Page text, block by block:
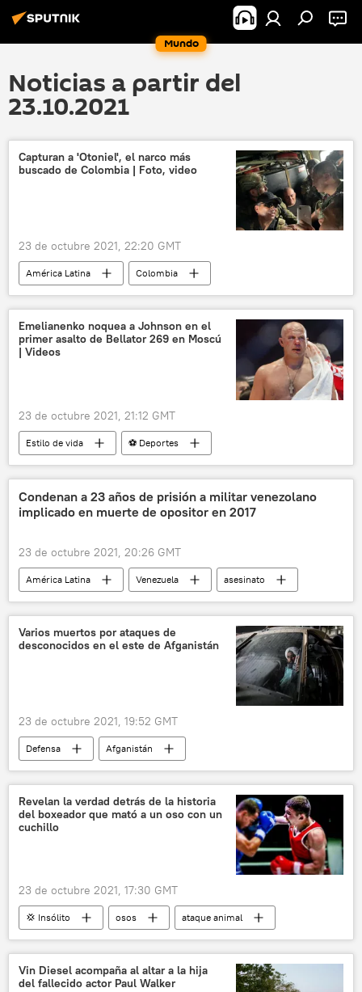
Mundo
Noticias a partir del
23.10.2021
Capturan a 'Otoniel', el narco más
buscado de Colombia | Foto, video
23 de octubre 2021, 22:20 GMT
América Latina
Colombia
Dairo Antonio 'Otoniel' Úsuga David
Iván Duque
narcotráfico
Clan del Golfo (Colombia)
Emelianenko noquea a Johnson en el
primer asalto de Bellator 269 en Moscú
| Videos
23 de octubre 2021, 21:12 GMT
Estilo de vida
⚽ Deportes
Fiodor Emeliánenko
Condenan a 23 años de prisión a militar venezolano
implicado en muerte de opositor en 2017
23 de octubre 2021, 20:26 GMT
América Latina Venezuela
asesinato
protestas
Varios muertos por ataques de
desconocidos en el este de Afganistán
23 de octubre 2021, 19:52 GMT
Defensa
Afganistán
Movimiento Talibán
ataque
🛡️ Zonas de conflicto
Revelan la verdad detrás de la historia
del boxeador que mató a un oso con un
cuchillo
23 de octubre 2021, 17:30 GMT
💢 Insólito osos ataque animal
Vin Diesel acompaña al altar a la hija
del fallecido actor Paul Walker